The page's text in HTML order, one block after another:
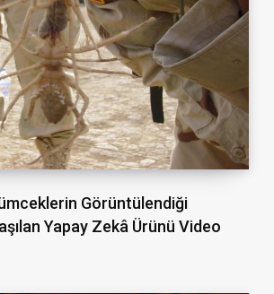
Görüntülendiği
Yapay Zekâ Ürünü Video